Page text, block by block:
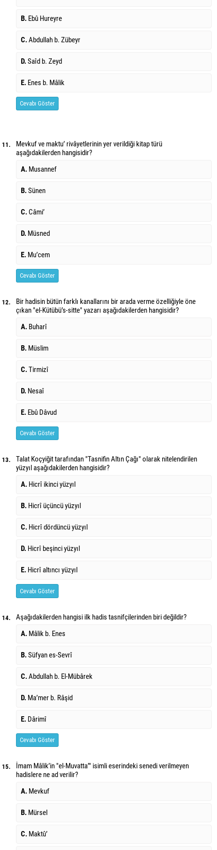
B. Ebû Hureyre
C.Abdullah b. Zübeyr
D.Saîd b. Zeyd
E. Enes b. Mâlik
Cevabı Göster
11.
Mevkuf ve maktu’ rivâyetlerinin yer verildiği kitap türü
aşağıdakilerden hangisidir?
A. Musannef
B.Sünen
C.Câmi’
D. Müsned
E. Mu’cem
Cevabı Göster
12.
Bir hadisin bütün farklı kanallarını bir arada verme özelliğiyle öne
çıkan "el-Kütübü’s-sitte" yazarı aşağıdakilerden hangisidir?
A. Buharî
B. Müslim
C.Tirmizî
D. Nesaî
E. Ebû Dâvud
Cevabı Göster
13.
Talat Koçyiğit tarafından "Tasnifin Altın Çağı" olarak nitelendirilen
yüzyıl aşağıdakilerden hangisidir?
A. Hicrî ikinci yüzyıl
B. Hicrî üçüncü yüzyıl
C. Hicrî dördüncü yüzyıl
D. Hicrî beşinci yüzyıl
E. Hicrî altıncı yüzyıl
Cevabı Göster
14.
Aşağıdakilerden hangisi ilk hadis tasnifçilerinden biri değildir?
A. Mâlik b. Enes
B.Süfyan es-Sevrî
C.Abdullah b. El-Mübârek
D. Ma’mer b. Râşid
E. Dârimî
Cevabı Göster
15.
İmam Mâlik’in "el-Muvatta’" isimli eserindeki senedi verilmeyen
hadislere ne ad verilir?
A. Mevkuf
B. Mürsel
C. Maktû’